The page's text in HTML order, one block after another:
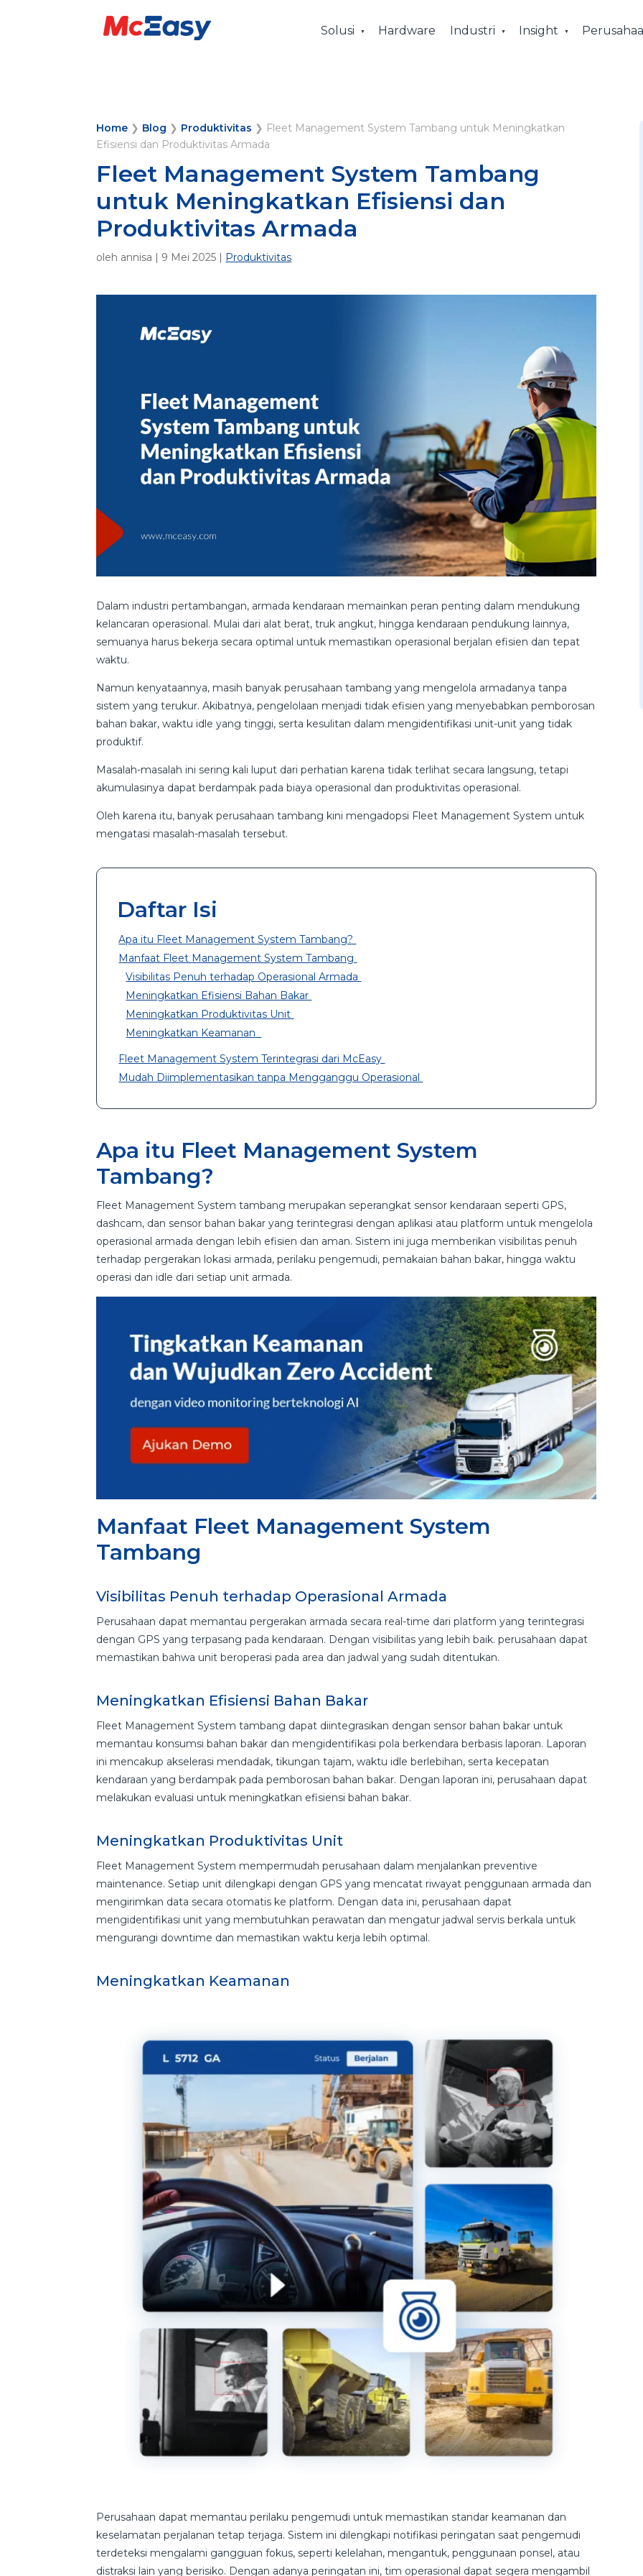
Solusi Hardware Industri Insight
Home ❯ Blog ❯ Produktivitas ❯ Fleet Management System Tambang untuk Meningkatkan
Efisiensi dan Produktivitas Armada
Fleet Management System Tambang
untuk Meningkatkan Efisiensi dan
Produktivitas Armada
oleh annisa | 9 Mei 2025 | Produktivitas
Dalam industri pertambangan, armada kendaraan memainkan peran penting dalam mendukung
kelancaran operasional. Mulai dari alat berat, truk angkut, hingga kendaraan pendukung lainnya,
semuanya harus bekerja secara optimal untuk memastikan operasional berjalan efisien dan tepat
waktu.
Namun kenyataannya, masih banyak perusahaan tambang yang mengelola armadanya tanpa
sistem yang terukur. Akibatnya, pengelolaan menjadi tidak efisien yang menyebabkan pemborosan
bahan bakar, waktu idle yang tinggi, serta kesulitan dalam mengidentifikasi unit-unit yang tidak
produktif.
Masalah-masalah ini sering kali luput dari perhatian karena tidak terlihat secara langsung, tetapi
akumulasinya dapat berdampak pada biaya operasional dan produktivitas operasional.
Oleh karena itu, banyak perusahaan tambang kini mengadopsi Fleet Management System untuk
mengatasi masalah-masalah tersebut.
Daftar Isi
Apa itu Fleet Management System Tambang?
Manfaat Fleet Management System Tambang
Visibilitas Penuh terhadap Operasional Armada
Meningkatkan Efisiensi Bahan Bakar
Meningkatkan Produktivitas Unit
Meningkatkan Keamanan
Fleet Management System Terintegrasi dari McEasy
Mudah Diimplementasikan tanpa Mengganggu Operasional
Apa itu Fleet Management System
Tambang?
Fleet Management System tambang merupakan seperangkat sensor kendaraan seperti GPS,
dashcam, dan sensor bahan bakar yang terintegrasi dengan aplikasi atau platform untuk mengelola
operasional armada dengan lebih efisien dan aman. Sistem ini juga memberikan visibilitas penuh
terhadap pergerakan lokasi armada, perilaku pengemudi, pemakaian bahan bakar, hingga waktu
operasi dan idle dari setiap unit armada.
Manfaat Fleet Management System
Tambang
Visibilitas Penuh terhadap Operasional Armada
Perusahaan dapat memantau pergerakan armada secara real-time dari platform yang terintegrasi
dengan GPS yang terpasang pada kendaraan. Dengan visibilitas yang lebih baik. perusahaan dapat
memastikan bahwa unit beroperasi pada area dan jadwal yang sudah ditentukan.
Meningkatkan Efisiensi Bahan Bakar
Fleet Management System tambang dapat diintegrasikan dengan sensor bahan bakar untuk
memantau konsumsi bahan bakar dan mengidentifikasi pola berkendara berbasis laporan. Laporan
ini mencakup akselerasi mendadak, tikungan tajam, waktu idle berlebihan, serta kecepatan
kendaraan yang berdampak pada pemborosan bahan bakar. Dengan laporan ini, perusahaan dapat
melakukan evaluasi untuk meningkatkan efisiensi bahan bakar.
Meningkatkan Produktivitas Unit
Fleet Management System mempermudah perusahaan dalam menjalankan preventive
maintenance. Setiap unit dilengkapi dengan GPS yang mencatat riwayat penggunaan armada dan
mengirimkan data secara otomatis ke platform. Dengan data ini, perusahaan dapat
mengidentifikasi unit yang membutuhkan perawatan dan mengatur jadwal servis berkala untuk
mengurangi downtime dan memastikan waktu kerja lebih optimal.
Meningkatkan Keamanan
Perusahaan dapat memantau perilaku pengemudi untuk memastikan standar keamanan dan
keselamatan perjalanan tetap terjaga. Sistem ini dilengkapi notifikasi peringatan saat pengemudi
terdeteksi mengalami gangguan fokus, seperti kelelahan, mengantuk, penggunaan ponsel, atau
distraksi lain yang berisiko. Dengan adanya peringatan ini, tim operasional dapat segera mengambil